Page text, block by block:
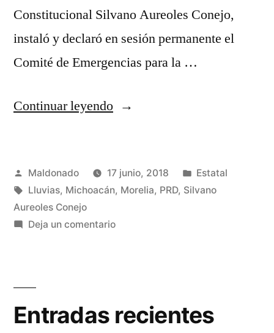
Constitucional Silvano Aureoles Conejo,
instaló y declaró en sesión permanente el
Comité de Emergencias para la …
Continuar leyendo“INSTALAN
EMERGENCIAS
PARA
LA
Y
Publicado
por
Maldonado 17 junio, 2018
Publicada
en
Estatal
Etiquetas:
Lluvias, Michoacán, Morelia, PRD, Silvano
Aureoles Conejo
Deja un comentarioen
PARA
LA
Entradas recientes